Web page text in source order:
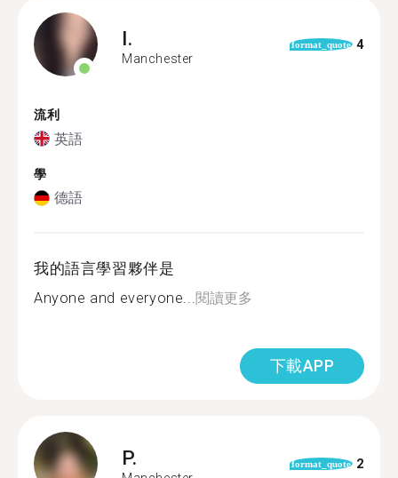
I.
Manchester
format_quote 4
流利
英語
學
德語
我的語言學習夥伴是
Anyone and everyone...閱讀更多
下載APP
P. format_quote 2